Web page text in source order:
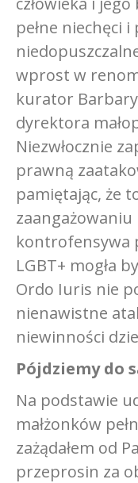
pełne niechęci
wprost w
kurator
dyrektora
Niezwłocznie
prawną
pamiętając, że
kontrofensywa
LGBT+ mogła
Ordo Iuris nie
nienawistne
niewinności
Pójdziemy do
Na podstawie
małżonków
zażądałem od
przeprosin za